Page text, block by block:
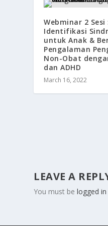
Webminar 2 Sesi
Identifikasi
untuk Anak &
Pengalaman
Non-Obat
dan ADHD
March 16, 2022
LEAVE A
You must belogged in